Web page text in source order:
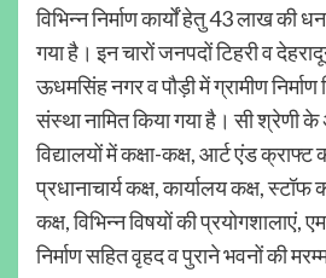
विभिन्न निर्माण कार्यों हेतु 43 लाख की
गया है। इन चारों जनपदों टिहरी व
ऊधमसिंह नगर व पौड़ी में ग्रामीण निर्माण
संस्था नामित किया गया है। सी श्रेणी
विद्यालयों में कक्षा-कक्ष, आर्ट एंड
प्रधानाचार्य कक्ष, कार्यालय कक्ष,
कक्ष, विभिन्न विषयों की प्रयोगशालाएं,
निर्माण सहित वृहद व पुराने भवनों की